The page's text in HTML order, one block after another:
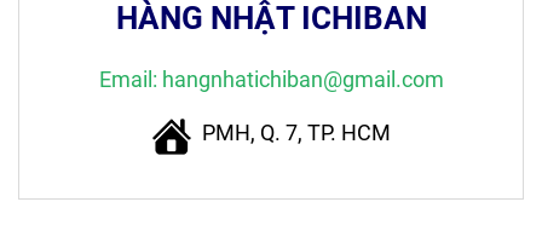
HÀNG NHẬT ICHIBAN
Email: hangnhatichiban@gmail.com
PMH, Q. 7, TP. HCM